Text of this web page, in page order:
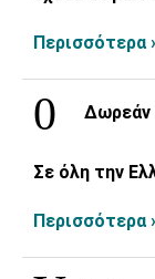
Περισσότερα ›
Δωρεάν
Σε όλη την
Περισσότερα ›